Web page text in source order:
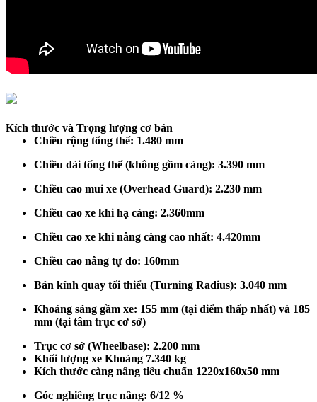
Kích thước và Trọng lượng cơ bản
Chiều rộng tổng thể: 1.480 mm
Chiều dài tổng thể (không gồm càng): 3.390 mm
Chiều cao mui xe (Overhead Guard): 2.230 mm
Chiều cao xe khi hạ càng: 2.360mm
Chiều cao xe khi nâng càng cao nhất: 4.420mm
Chiều cao nâng tự do: 160mm
Bán kính quay tối thiểu (Turning Radius): 3.040 mm
Khoảng sáng gầm xe: 155 mm (tại điểm thấp nhất) và 185
mm (tại tâm trục cơ sở)
Trục cơ sở (Wheelbase): 2.200 mm
Khối lượng xe Khoảng 7.340 kg
Kích thước càng nâng tiêu chuẩn 1220x160x50 mm
Góc nghiêng trục nâng: 6/12 %